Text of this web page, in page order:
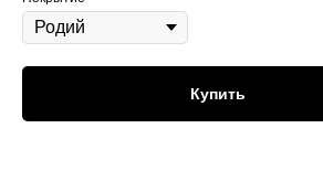
Купить